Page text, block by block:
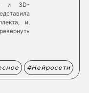
и 3D-
и,
Нейросети